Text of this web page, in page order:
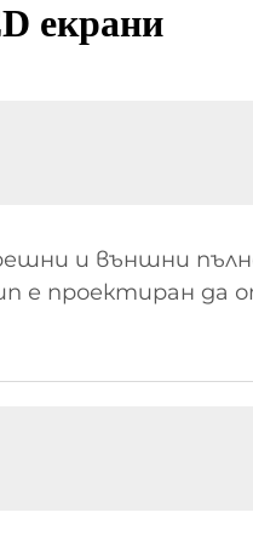
екрани
и външни
е проектиран да